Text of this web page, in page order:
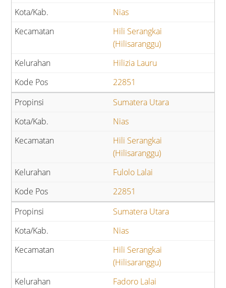
Nias
Hili Serangkai
(Hilisaranggu)
Hilizia Lauru
22851
Sumatera Utara
Nias
Hili Serangkai
(Hilisaranggu)
Fulolo Lalai
22851
Sumatera Utara
Nias
Hili Serangkai
(Hilisaranggu)
Fadoro Lalai